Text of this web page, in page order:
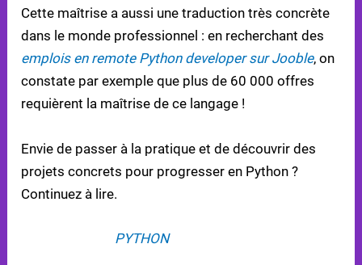
Cette maîtrise a aussi une traduction très concrète
dans le monde professionnel : en recherchant des
emplois en remote Python developer sur Jooble, on
constate par exemple que plus de 60 000 offres
requièrent la maîtrise de ce langage !
Envie de passer à la pratique et de découvrir des
projets concrets pour progresser en Python ?
Continuez à lire.
PYTHONDÉBUTANT POUR